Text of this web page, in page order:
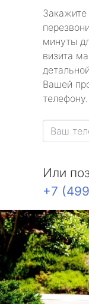
минуты
визита
Вашей
телефону.
Или
+7